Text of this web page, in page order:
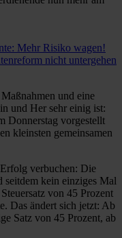
Mehr Risiko wagen!
nicht untergehen
und eine
und Her sehr einig ist:
Donnerstag vorgestellt
kleinsten gemeinsamen
verbuchen: Die
seitdem kein einziges Mal
von 45 Prozent
Das ändert sich jetzt: Ab
Satz von 45 Prozent, ab